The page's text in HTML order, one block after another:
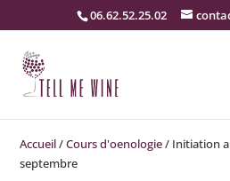
06.62.52.25.02
Accueil/Cours d'oenologie/ Initiation
septembre